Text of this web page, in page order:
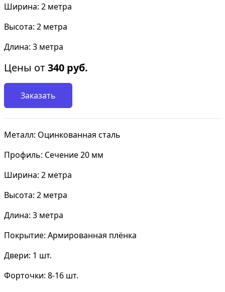
Ширина: 2 метра
Высота: 2 метра
Длина: 3 метра
Цены от340 руб.
Заказать
Металл: Оцинкованная сталь
Профиль: Сечение 20 мм
Ширина: 2 метра
Высота: 2 метра
Длина: 3 метра
Покрытие: Армированная плёнка
Двери: 1 шт.
Форточки: 8-16 шт.